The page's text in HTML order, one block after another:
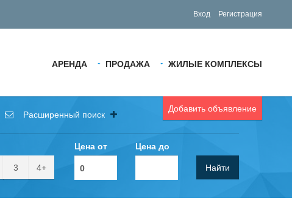
Вход Регистрация
АРЕНДА ПРОДАЖА ЖИЛЫЕ КОМПЛЕКСЫ
Добавить объявление
Расширенный поиск
3 4+
Цена от Цена до
Найти